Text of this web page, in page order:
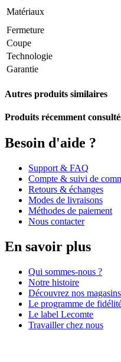
Matériaux
Fermeture
Coupe
Technologie
Garantie
Autres produits similaires
Produits récemment
Besoin d'aide ?
Support & FAQ
Compte & suivi de
Retours & échanges
Modes de livraisons
Méthodes de paiement
Nous contacter
En savoir plus
Qui sommes-nous ?
Notre histoire
Découvrez nos magasins
Le programme de
Le label Lecomte
Travailler chez nous